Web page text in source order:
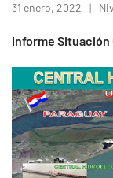
31 enero, 2022
Informe Situación